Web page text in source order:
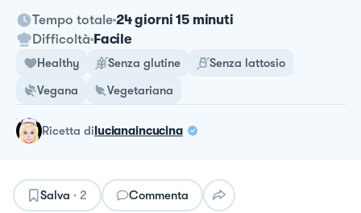
Tempo totale 24 giorni 15 minuti
Difficoltà Facile
Healthy Senza glutine
Senza lattosio
Vegana
Vegetariana
ricetta dilucianaincucina
Salva · 2 Commenta